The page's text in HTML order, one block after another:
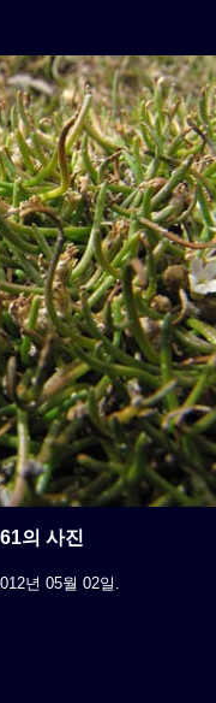
의 사진
년 05월 02일.